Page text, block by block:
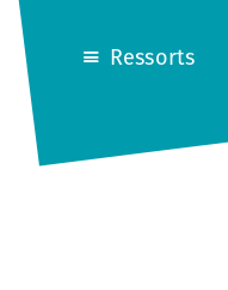
Ressorts